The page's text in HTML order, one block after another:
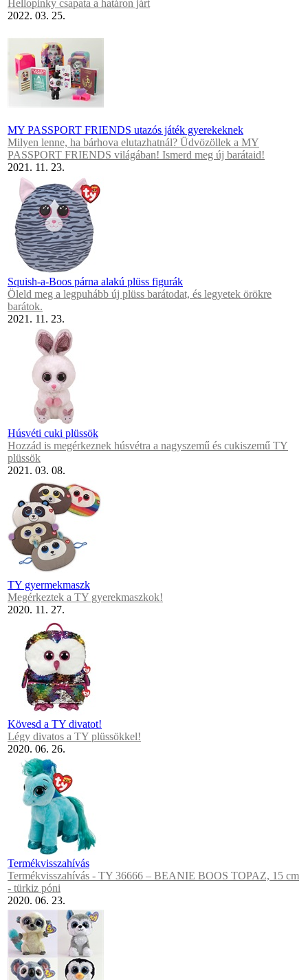
Hellopinky csapata a határon járt
2022. 03. 25.
MY PASSPORT FRIENDS utazós játék gyerekeknek
Milyen lenne, ha bárhova elutazhatnál? Üdvözöllek a MY
PASSPORT FRIENDS világában! Ismerd meg új barátaid!
2021. 11. 23.
Squish-a-Boos párna alakú plüss figurák
Öleld meg a legpuhább új plüss barátodat, és legyetek örökre
barátok.
2021. 11. 23.
Húsvéti cuki plüssök
Hozzád is megérkeznek húsvétra a nagyszemű és cukiszemű TY
plüssök
2021. 03. 08.
TY gyermekmaszk
Megérkeztek a TY gyerekmaszkok!
2020. 11. 27.
Kövesd a TY divatot!
Légy divatos a TY plüssökkel!
2020. 06. 26.
Termékvisszahívás
Termékvisszahívás - TY 36666 – BEANIE BOOS TOPAZ, 15 cm
- türkiz póni
2020. 06. 23.